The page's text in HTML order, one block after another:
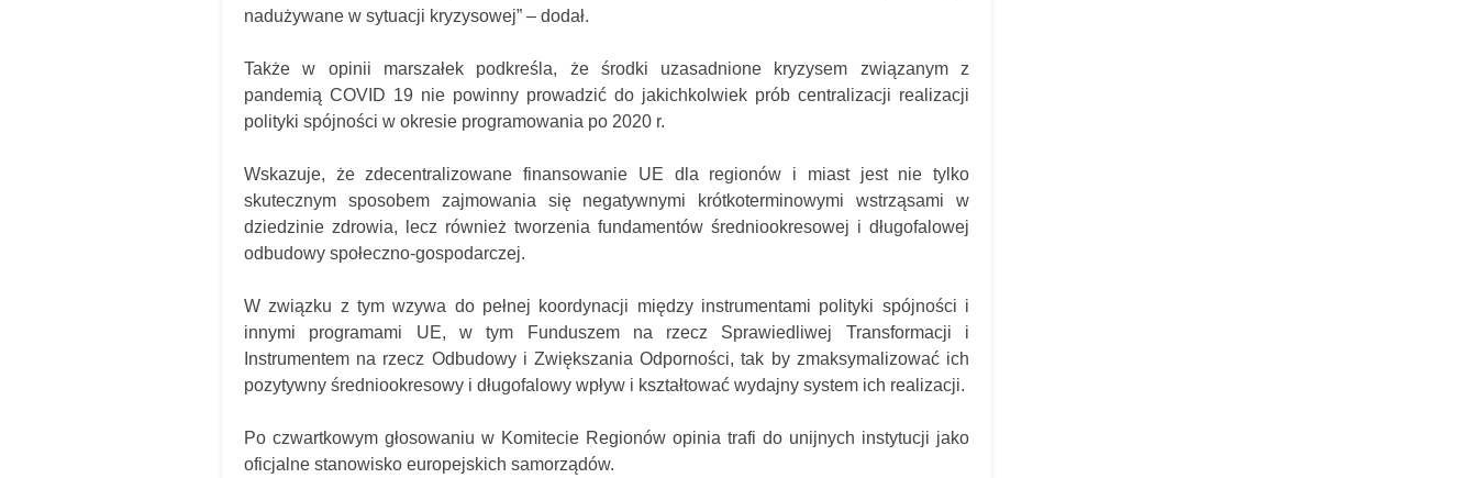
nadużywane w sytuacji kryzysowej” – dodał.
Także w opinii marszałek podkreśla, że środki uzasadnione kryzysem związanym z
pandemią COVID 19 nie powinny prowadzić do jakichkolwiek prób centralizacji realizacji
polityki spójności w okresie programowania po 2020 r.
Wskazuje, że zdecentralizowane finansowanie UE dla regionów i miast jest nie tylko
skutecznym sposobem zajmowania się negatywnymi krótkoterminowymi wstrząsami w
dziedzinie zdrowia, lecz również tworzenia fundamentów średniookresowej i długofalowej
odbudowy społeczno-gospodarczej.
W związku z tym wzywa do pełnej koordynacji między instrumentami polityki spójności i
innymi programami UE, w tym Funduszem na rzecz Sprawiedliwej Transformacji i
Instrumentem na rzecz Odbudowy i Zwiększania Odporności, tak by zmaksymalizować ich
pozytywny średniookresowy i długofalowy wpływ i kształtować wydajny system ich realizacji.
Po czwartkowym głosowaniu w Komitecie Regionów opinia trafi do unijnych instytucji jako
oficjalne stanowisko europejskich samorządów.